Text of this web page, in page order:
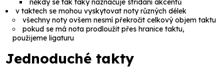
někdy se tak taky naznačuje střídání akcentů
v taktech se mohou vyskytovat noty různých délek
všechny noty ovšem nesmí překročit celkový objem taktu
pokud se má nota prodloužit přes hranice taktu,
použijeme ligaturu
Jednoduché takty